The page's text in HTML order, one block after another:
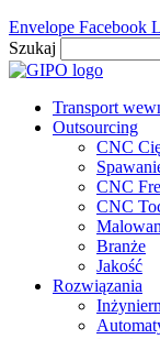
Envelope Facebook
Szukaj
Transport
Outsourcing
CNC
CNC
CNC
Branże
Jakość
Rozwiązania